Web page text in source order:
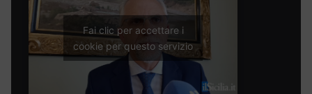
Fai clic per accettare i
cookie per questo servizio